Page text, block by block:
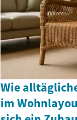
Wie
im